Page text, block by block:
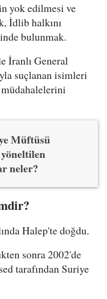
yok edilmesi ve
İdlib halkını
bulunmak.
İranlı General
suçlanan isimleri
Müftüsü
neler?
Halep'te doğdu.
sonra 2002'de
tarafından Suriye